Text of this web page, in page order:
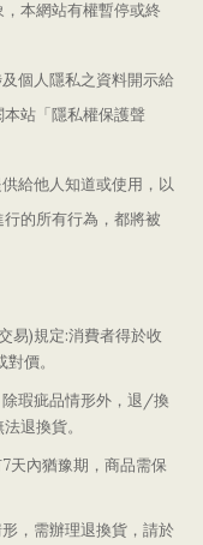
本網站有權暫停或終
個人隱私之資料開示給
本站「隱私權保護聲
給他人知道或使用，以
的所有行為，都將被
易)規定:消費者得於收
價。
瑕疵品情形外，退 /換
退換貨。
7天內猶豫期，商品需保
，需辦理退換貨，請於